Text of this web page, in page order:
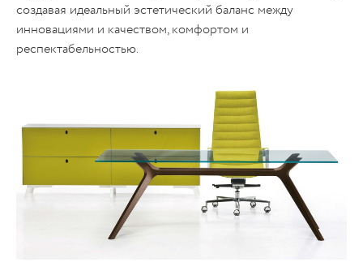
создавая идеальный эстетический баланс между
инновациями и качеством, комфортом и
респектабельностью.